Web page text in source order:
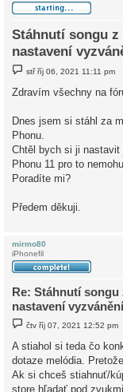
Stáhnutí songu
nastavení
í
s
v
e
stř říj 06, 2021 11:11 pm
Zdravím všechny na
Dnes jsem si stáhl za
Phonu.
Chtěl bych si ji
Phonu 11 pro to
Poradíte mi?
Předem děkuji.
mirmo80
iPhonefil
Re: Stáhnutí
nastavení
P
s
p
v
e
čtv říj 07, 2021 12:52 pm
A stiahol si teda čo
dotaze melódia.
Ak si chceš stiahnuť/
store hľadať pod